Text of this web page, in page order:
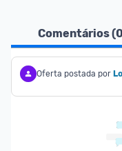
Comentários (
Oferta postada por